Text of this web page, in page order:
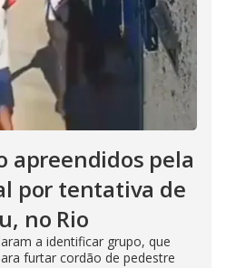
apreendidos pela
por tentativa de
no Rio
a identificar grupo, que
furtar cordão de pedestre